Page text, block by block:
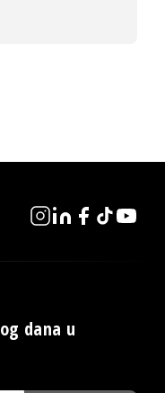
dana u